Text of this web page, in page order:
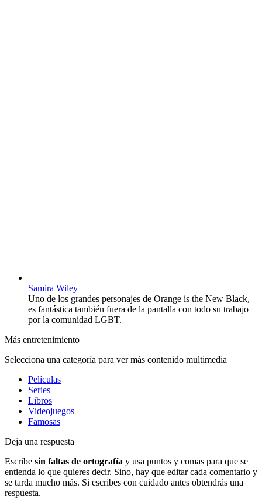
Samira Wiley
Uno de los grandes personajes de Orange is the New Black,
es fantástica también fuera de la pantalla con todo su trabajo
por la comunidad LGBT.
Más entretenimiento
Selecciona una categoría para ver más contenido multimedia
Películas
Series
Libros
Videojuegos
Famosas
Deja una respuesta
Escribe sin faltas de ortografía y usa puntos y comas para que se
entienda lo que quieres decir. Sino, hay que editar cada comentario y
se tarda mucho más. Si escribes con cuidado antes obtendrás una
respuesta.